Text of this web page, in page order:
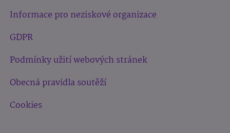
Informace pro neziskové organizace
GDPR
Podmínky užití webových stránek
Obecná pravidla soutěží
Cookies